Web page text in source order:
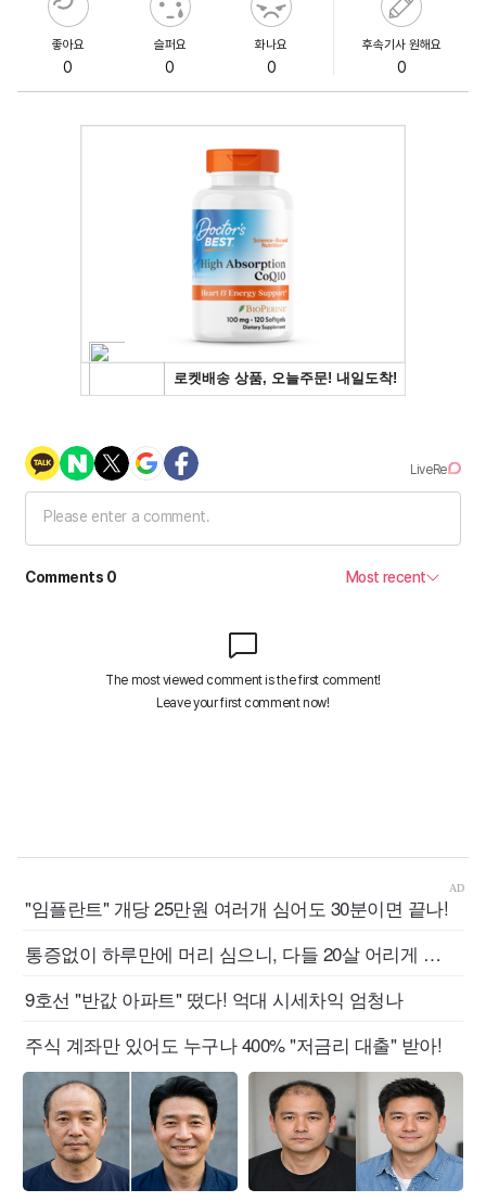
좋아요
0
슬퍼요
0
화나요
0
후속기사 원해요
0